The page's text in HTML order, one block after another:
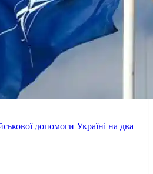
допомоги Україні на два